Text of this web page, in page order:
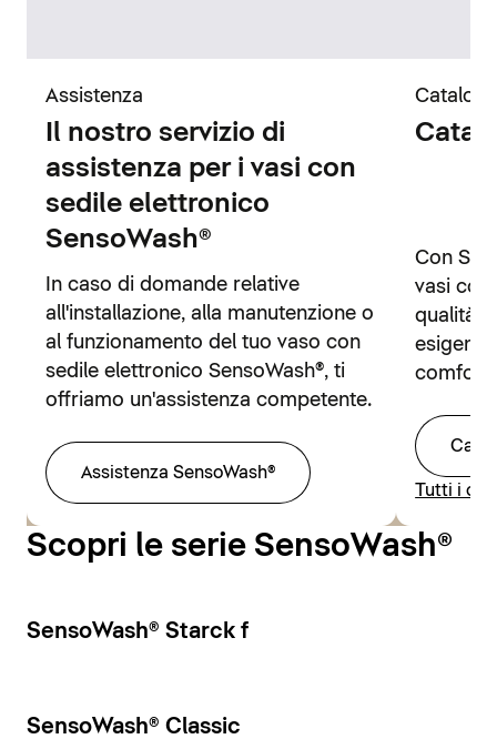
Assistenza
Il nostro servizio di
assistenza per i vasi con
sedile elettronico
SensoWash®
In caso di domande relative
all'installazione, alla manutenzione o
al funzionamento del tuo vaso con
sedile elettronico SensoWash®, ti
offriamo un'assistenza competente.
Assistenza SensoWash®
Con
vasi con
qualità,
comfort
Tutti i
Scopri le serie SensoWash®
SensoWash® Starck f
SensoWash® Classic